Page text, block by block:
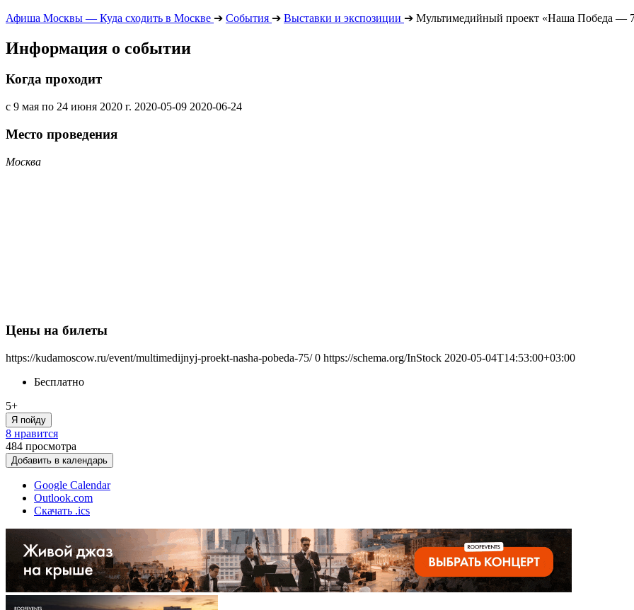
Афиша Москвы — Куда сходить в Москве ➔ События ➔ Выставки и экспозиции ➔ Мультимедийный проект «Наша Победа —
Информация о событии
Когда проходит
с 9 мая по 24 июня 2020 г. 2020-05-09 2020-06-24
Место проведения
Москва
Цены на билеты
https://kudamoscow.ru/event/multimedijnyj-proekt-nasha-pobeda-75/ 0 https://schema.org/InStock 2020-05-04T14:53:00+03:00
Бесплатно
5+
Я пойду
8 нравится
484 просмотра
Добавить в календарь
Google Calendar
Outlook.com
Скачать .ics